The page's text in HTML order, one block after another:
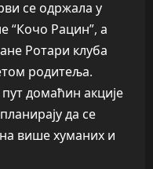
се одржала у
“Кочо Рацин”, а
Ротари клуба
родитеља.
домаћин акције
да се
више хуманих и